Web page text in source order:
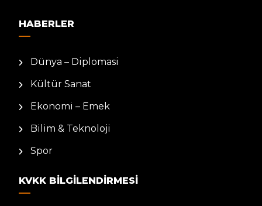
HABERLER
Dünya – Diplomasi
Kültür Sanat
Ekonomi – Emek
Bilim & Teknoloji
Spor
KVKK BILGILENDIRMESI